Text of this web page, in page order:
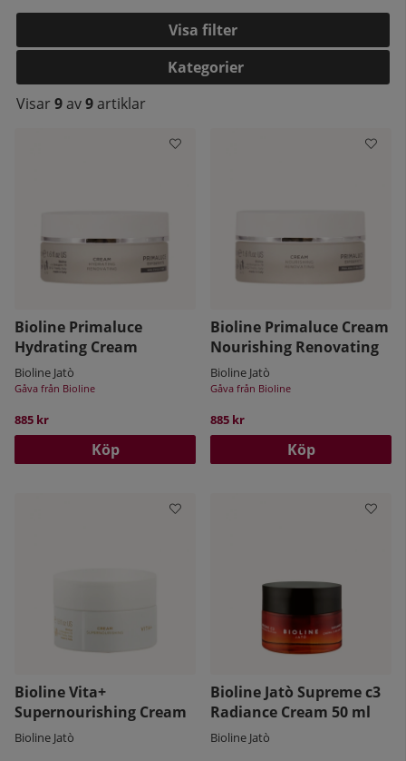
Filtrera
Kategorier
Visar 9av9artiklar
Bioline Primaluce
Hydrating Cream
Bioline Jatò
Gåva från Bioline
885 kr
Köp
Bioline Primaluce Cream
Nourishing Renovating
Bioline Jatò
Gåva från Bioline
885 kr
Köp
Bioline Vita+
Supernourishing Cream
Bioline Jatò
Bioline Jatò Supreme c3
Radiance Cream 50 ml
Bioline Jatò